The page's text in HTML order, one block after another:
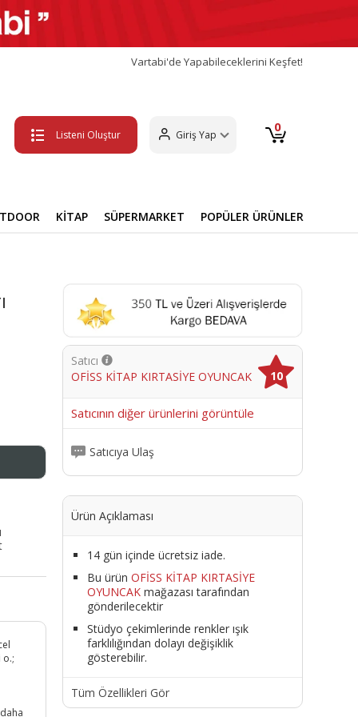
Vartabi'de Yapabileceklerini Keşfet!
Listeni Oluştur Giriş Yap 0
KİTAP SÜPERMARKET POPÜLER ÜRÜNLER
Satıcı
OFİSS KİTAP KIRTASİYE OYUNCAK
10
Satıcının diğer ürünlerini görüntüle
Satıcıya Ulaş
Ürün Açıklaması
14 gün içinde ücretsiz iade.
Bu ürün OFİSS KİTAP KIRTASİYE
OYUNCAK mağazası tarafından
gönderilecektir
Stüdyo çekimlerinde renkler ışık
farklılığından dolayı değişiklik
gösterebilir.
Tüm Özellikleri Gör